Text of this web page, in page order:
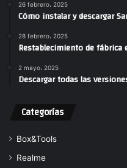
26 febrero، 2025
Cómo instalar y descargar
28 febrero، 2025
Restablecimiento de fábrica
2 mayo، 2025
Descargar todas las
Categorías
Box&Tools
Realme